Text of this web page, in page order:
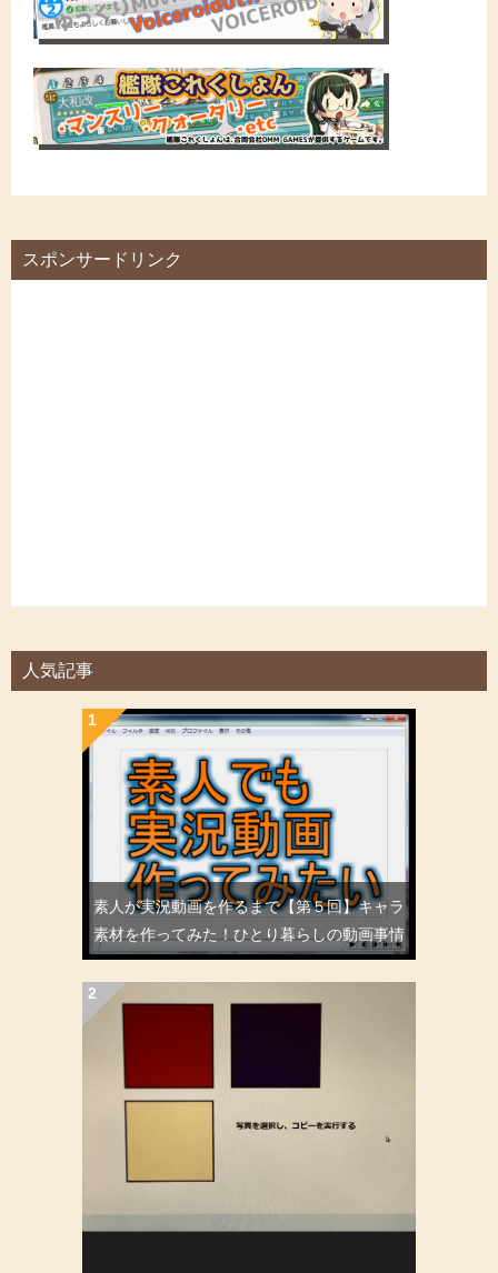
スポンサードリンク
人気記事
素人が実況動画を作るまで【第５回】キャラ
素材を作ってみた！ひとり暮らしの動画事情